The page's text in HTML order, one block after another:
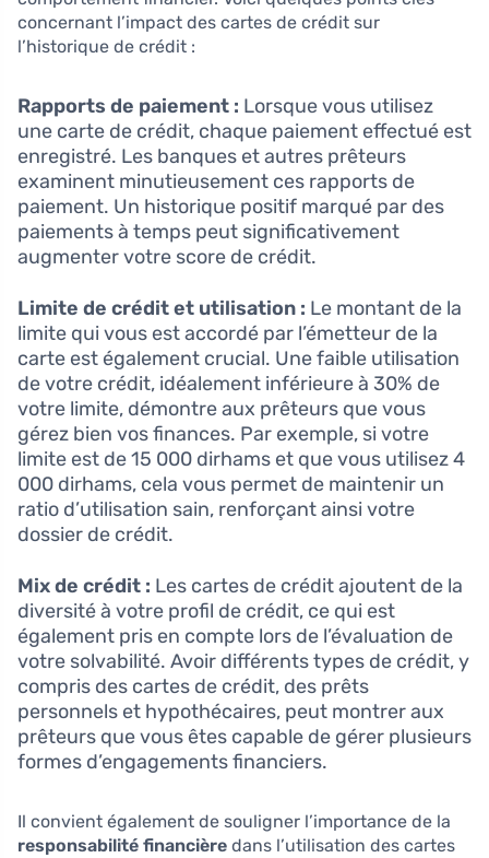
concernant l’impact des cartes de crédit sur
l’historique de crédit :
Rapports de paiement : Lorsque vous utilisez
une carte de crédit, chaque paiement effectué est
enregistré. Les banques et autres prêteurs
examinent minutieusement ces rapports de
paiement. Un historique positif marqué par des
paiements à temps peut significativement
augmenter votre score de crédit.
Limite de crédit et utilisation : Le montant de la
limite qui vous est accordé par l’émetteur de la
carte est également crucial. Une faible utilisation
de votre crédit, idéalement inférieure à 30% de
votre limite, démontre aux prêteurs que vous
gérez bien vos finances. Par exemple, si votre
limite est de 15 000 dirhams et que vous utilisez 4
000 dirhams, cela vous permet de maintenir un
ratio d’utilisation sain, renforçant ainsi votre
dossier de crédit.
Mix de crédit : Les cartes de crédit ajoutent de la
diversité à votre profil de crédit, ce qui est
également pris en compte lors de l’évaluation de
votre solvabilité. Avoir différents types de crédit, y
compris des cartes de crédit, des prêts
personnels et hypothécaires, peut montrer aux
prêteurs que vous êtes capable de gérer plusieurs
formes d’engagements financiers.
Il convient également de souligner l’importance de la
responsabilité financière dans l’utilisation des cartes